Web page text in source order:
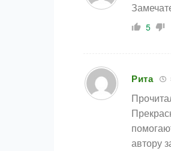
5
Рита
автору